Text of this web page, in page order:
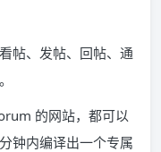
帖、发帖、回帖、通
的网站，都可以
钟内编译出一个专属